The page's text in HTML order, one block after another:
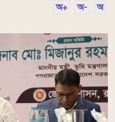
অ+ অ- অ